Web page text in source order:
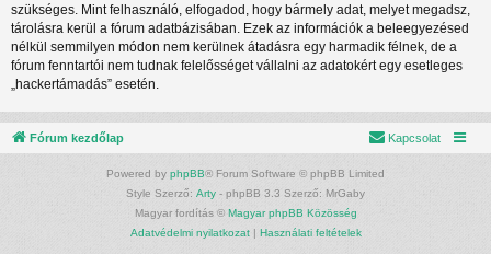
szükséges. Mint felhasználó, elfogadod, hogy bármely adat, melyet megadsz,
tárolásra kerül a fórum adatbázisában. Ezek az információk a beleegyezésed
nélkül semmilyen módon nem kerülnek átadásra egy harmadik félnek, de a
fórum fenntartói nem tudnak felelősséget vállalni az adatokért egy esetleges
„hackertámadás” esetén.
Fórum kezdőlap Kapcsolat
Powered by phpBB® Forum Software © phpBB Limited
Style Szerző: Arty - phpBB 3.3 Szerző: MrGaby
Magyar fordítás © Magyar phpBB Közösség
Adatvédelmi nyilatkozat| Használati feltételek